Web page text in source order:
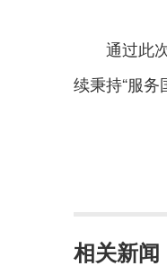
通过此次
续秉持“服
相关新闻